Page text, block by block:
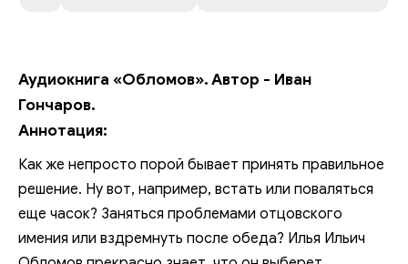
Аудиокнига «Обломов». Автор - Иван
Гончаров.
Аннотация:
Как же непросто порой бывает принять правильное
решение. Ну вот, например, встать или поваляться
еще часок? Заняться проблемами отцовского
имения или вздремнуть после обеда? Илья Ильич